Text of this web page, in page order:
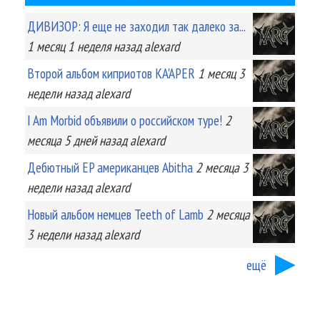
ДИВИЗОР: Я еще не заходил так далеко за...
1 месяц 1 неделяназад alexard
Второй альбом киприотов KA'APER 1 месяц 3
неделиназад alexard
I Am Morbid объявили о российском туре! 2
месяца 5 днейназад alexard
Дебютный EP американцев Abitha 2 месяца 3
неделиназад alexard
Новый альбом немцев Teeth of Lamb 2 месяца
3 неделиназад alexard
ещё